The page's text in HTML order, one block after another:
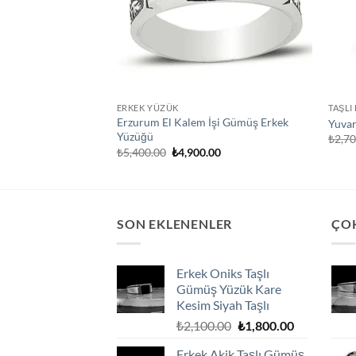
ERKEK YÜZÜK
Erzurum El Kalem İşi Gümüş Erkek
Yüzüğü
₺5,400.00 Orijinal
fiyat:
₺4,900.00Şu
TAŞLI
₺
SON EKLENENLER
Erkek Oniks Taşlı
Gümüş Yüzük Kare
Kesim Siyah Taşlı
₺2,100.00 Orijinal
₺1,800.00Şu